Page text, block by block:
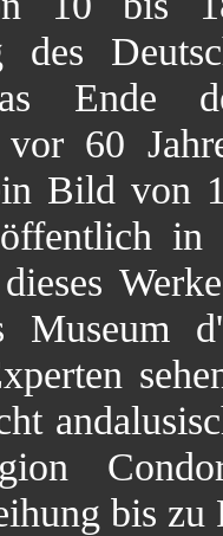
des
Ende
vor 60
Bild von
in
Museum
bis zu